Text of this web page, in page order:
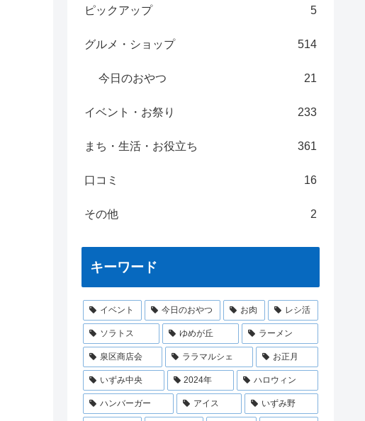
ピックアップ 5
グルメ・ショップ 514
今日のおやつ 21
イベント・お祭り 233
まち・生活・お役立ち 361
口コミ 16
その他 2
キーワード
イベント 今日のおやつ お肉 レシ活
ソラトス ゆめが丘 ラーメン
泉区商店会 ララマルシェ お正月
いずみ中央 2024年 ハロウィン
ハンバーガー アイス いずみ野